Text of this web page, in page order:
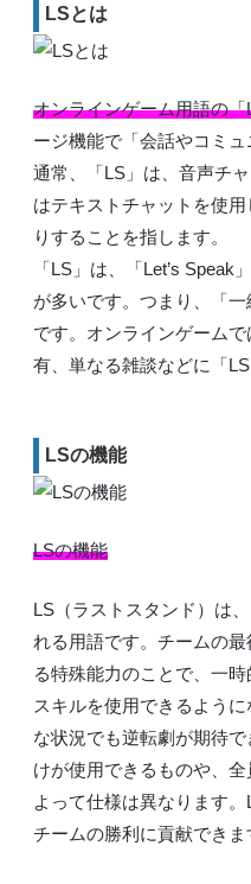
LSとは
オンラインゲーム用語の「
ージ機能で「会話やコミュ
通常、「LS」は、音声チ
はテキストチャットを使
りすることを指します。
「LS」は、「Let’s Speak
が多いです。つまり、「
です。オンラインゲーム
有、単なる雑談などに「LS
LSの機能
LSの機能
LS（ラストスタンド）は
れる用語です。チームの
る特殊能力のことで、一
スキルを使用できるよう
な状況でも逆転劇が期待
けが使用できるものや、
よって仕様は異なります。
チームの勝利に貢献できま